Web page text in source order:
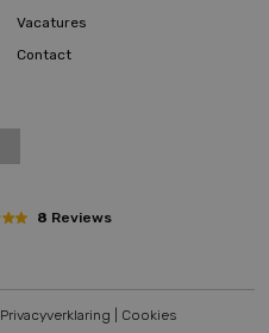
Vacatures
Contact
8 Reviews
Privacyverklaring Cookies